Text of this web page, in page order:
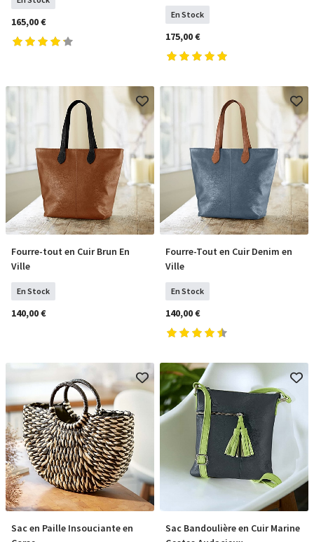
165,00 €
En Stock
175,00 €
COMMANDER
Fourre-tout en Cuir Brun En
Ville
En Stock
140,00 €
COMMANDER
Fourre-Tout en Cuir Denim en
Ville
En Stock
140,00 €
COMMANDER
Sac en Paille Insouciante en
COMMANDER
Sac Bandoulière en Cuir Marine